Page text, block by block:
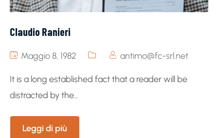
Claudio Ranieri
Maggio 8, 1982 antimo@fc-srl.net
It is a long established fact that a reader will be
distracted by the...
Leggi di più